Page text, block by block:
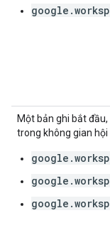
Một bản ghi bắt
trong không gian hội